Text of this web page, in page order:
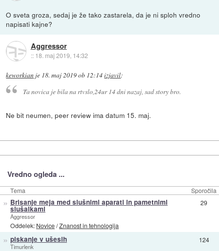
O sveta groza, sedaj je že tako zastarela, da je ni sploh vredno
napisati kajne?
Aggressor
:: 18. maj 2019, 14:32
keworkian je 18. maj 2019 ob 12:14izjavil:
Ta novica je bila na rtvslo,24ur 14 dni nazaj, sad story bro.
Ne bit neumen, peer review ima datum 15. maj.
Vredno ogleda ...
Tema Sporočila
» Brisanje meja med slušnimi aparati in pametnimi
slušalkami
Aggressor
Oddelek: Novice/Znanost in tehnologija
29
» piskanje v ušesih
Timurlenk
124